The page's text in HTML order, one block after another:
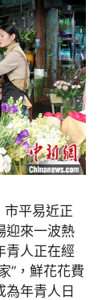
平易近正
迎來一波熱
青人正在經
”，鮮花花費
為年青人日